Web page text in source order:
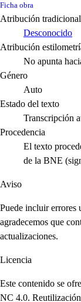
Ficha obra
Atribución tradicional
Desconocido
Atribución
No apunta
Género
Auto
Estado del texto
Transcripción
Procedencia
El texto
de la BNE
Aviso
Puede incluir errores
agradecemos que
actualizaciones.
Licencia
Este contenido se
NC 4.0.